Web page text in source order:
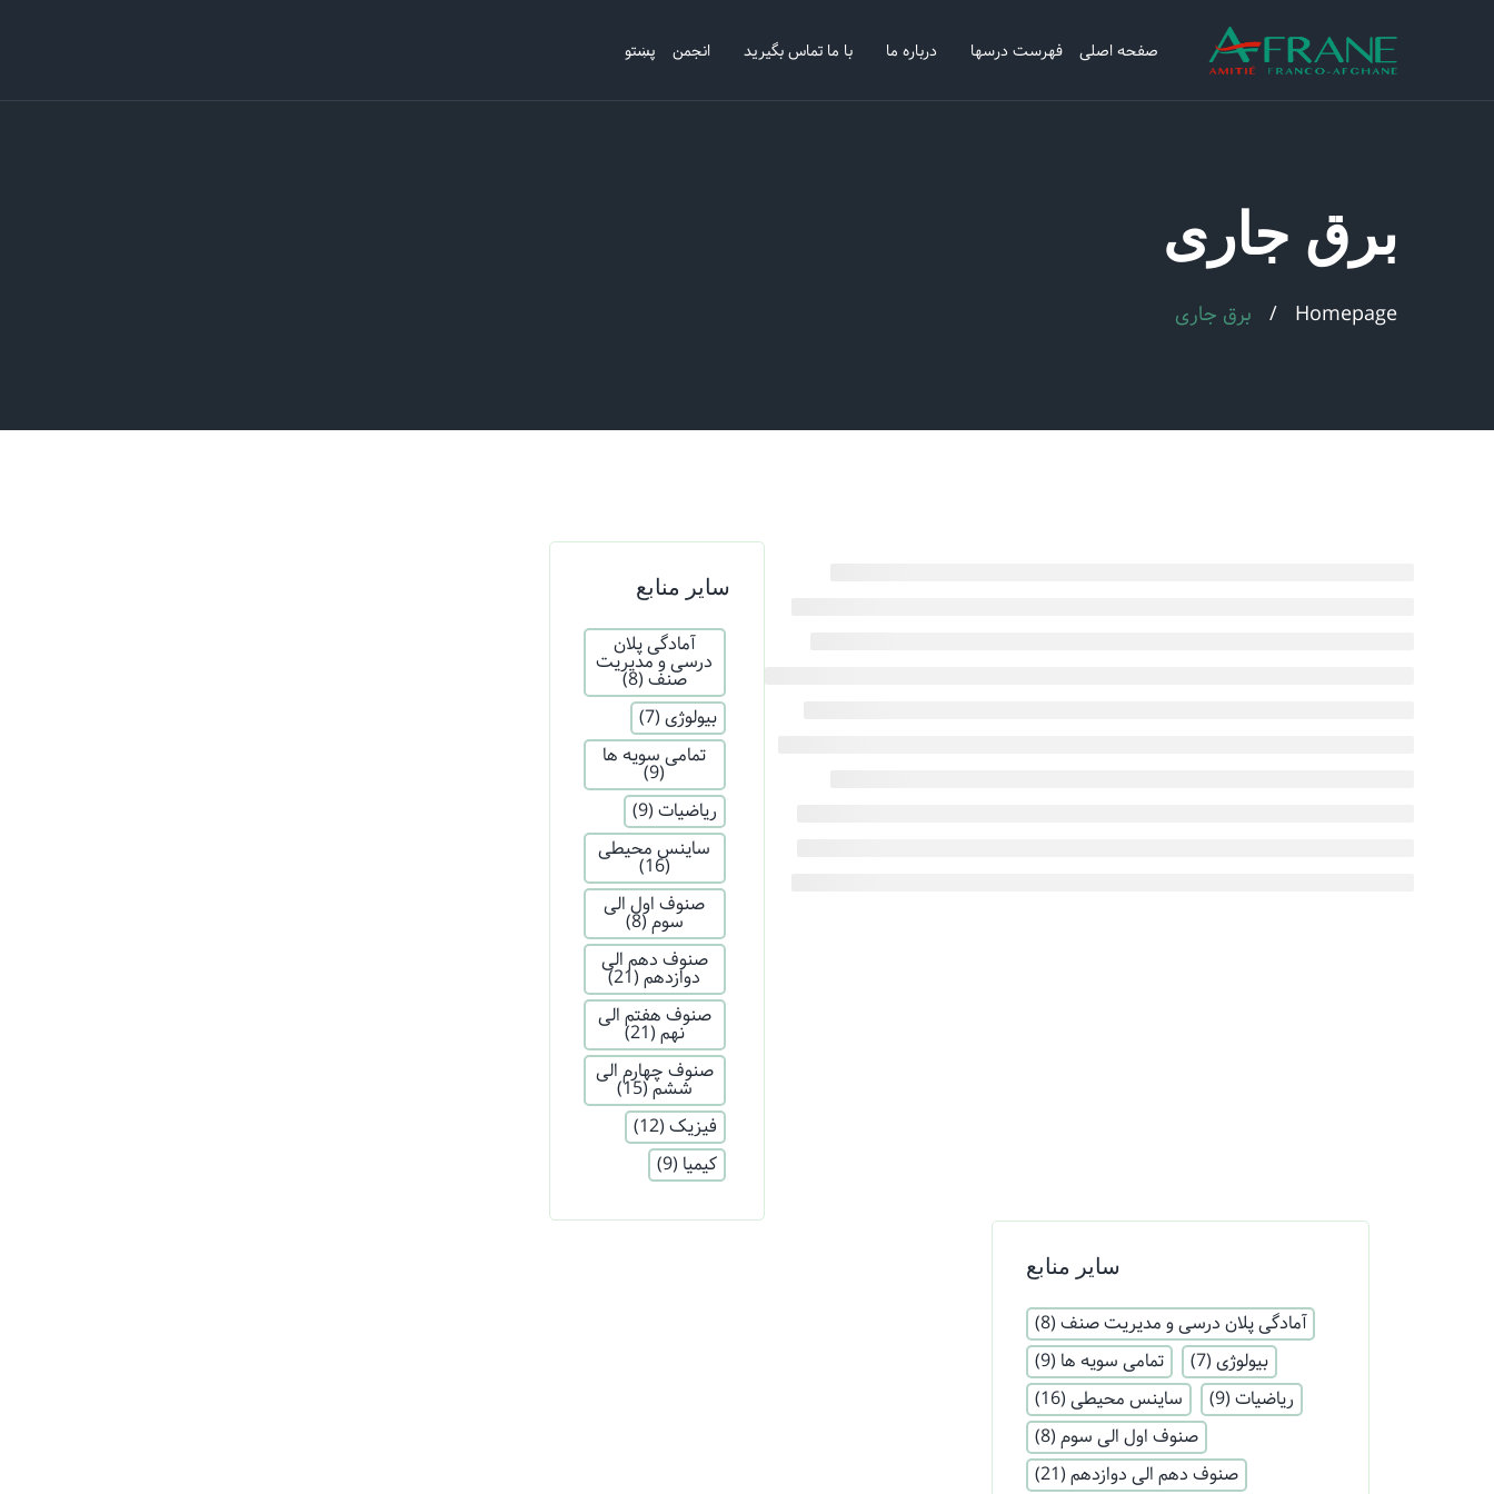
صفحه اصلی فهرست درسها درباره ما با ما تماس بگیرید انجمن پښتو
برق جاری
Homepage برق جاری
سایر منابع
آمادگی پلان
درسی و مدیریت
صنف (8)
بیولوژی(7)
تمامی سویه ها
(9)
ریاضیات(9)
ساینس محیطی
(16)
صنوف اول الی
سوم(8)
صنوف دهم الی
دوازدهم(21)
صنوف هفتم الی
نهم (21)
صنوف چهارم الی
ششم(15)
فیزیک(12)
کیمیا (9)
سایر منابع
آمادگی پلان درسی و مدیریت صنف (8)
بیولوژی (7) تمامی سویه ها (9)
ریاضیات (9) ساینس محیطی (16)
صنوف اول الی سوم (8)
صنوف دهم الی دوازدهم (21)